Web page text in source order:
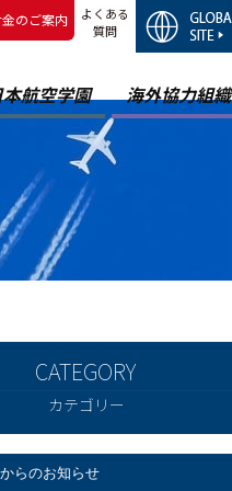
のご案内
よくある
質問
航空学園 海外協力組織
カテゴリー
らのお知らせ